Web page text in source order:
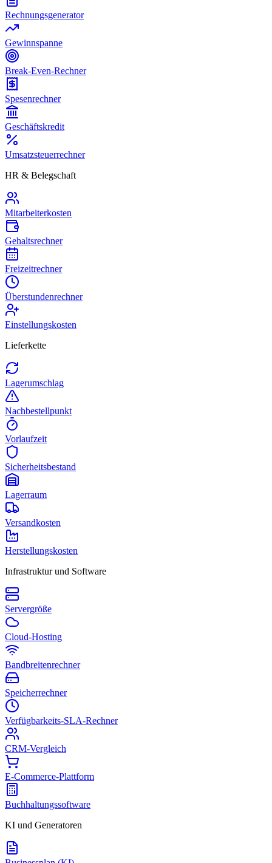
Rechnungsgenerator
Gewinnspanne
Break-Even-Rechner
Spesenrechner
Geschäftskredit
Umsatzsteuerrechner
HR & Belegschaft
Mitarbeiterkosten
Gehaltsrechner
Freizeitrechner
Überstundenrechner
Einstellungskosten
Lieferkette
Lagerumschlag
Nachbestellpunkt
Vorlaufzeit
Sicherheitsbestand
Lagerraum
Versandkosten
Herstellungskosten
Infrastruktur und Software
Servergröße
Cloud-Hosting
Bandbreitenrechner
Speicherrechner
Verfügbarkeits-SLA-Rechner
CRM-Vergleich
E-Commerce-Plattform
Buchhaltungssoftware
KI und Generatoren